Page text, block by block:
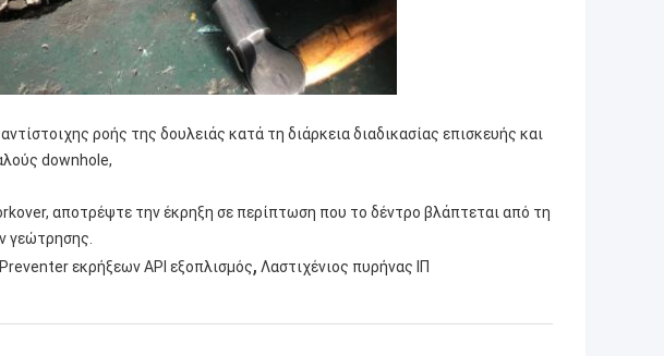
ροής της δουλειάς κατά τη διάρκεια διαδικασίας επισκευής και
downhole,
αποτρέψτε την έκρηξη σε περίπτωση που το δέντρο βλάπτεται από τη
γεώτρησης.
Preventer εκρήξεων API εξοπλισμός, Λαστιχένιος πυρήνας ΙΠ